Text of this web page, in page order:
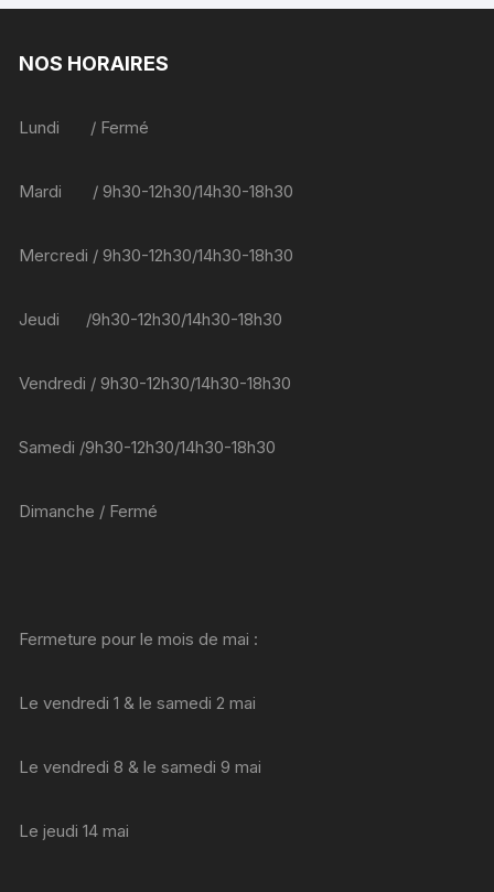
variations.
NOS HORAIRES
Lundi / Fermé
Mardi / 9h30-12h30/14h30-18h30
Mercredi / 9h30-12h30/14h30-18h30
Jeudi /9h30-12h30/14h30-18h30
Vendredi / 9h30-12h30/14h30-18h30
Samedi /9h30-12h30/14h30-18h30
Dimanche / Fermé
Fermeture pour le mois de mai :
Le vendredi 1 & le samedi 2 mai
Le vendredi 8 & le samedi 9 mai
Le jeudi 14 mai